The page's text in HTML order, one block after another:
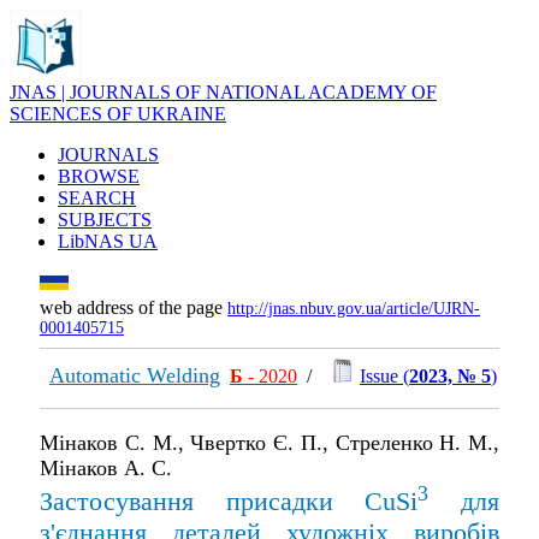
JNAS | JOURNALS OF NATIONAL ACADEMY OF
SCIENCES OF UKRAINE
JOURNALS
BROWSE
SEARCH
SUBJECTS
LibNAS UA
web address of the page http://jnas.nbuv.gov.ua/article/UJRN-
0001405715
Automatic Welding Б - 2020 / Issue (2023, № 5)
Мінаков С. М., Чвертко Є. П., Стреленко Н. М.,
Мінаков А. С.
Застосування присадки CuSi3
для
з'єднання деталей художніх виробів